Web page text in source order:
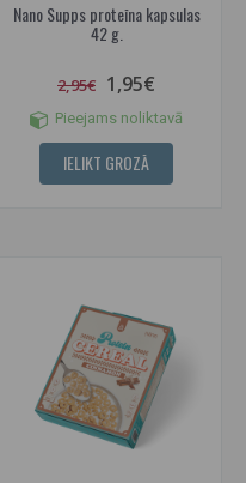
Nano Supps proteīna kapsulas
42 g.
2,95€ 1,95€
Pieejams noliktavā
IELIKT GROZĀ